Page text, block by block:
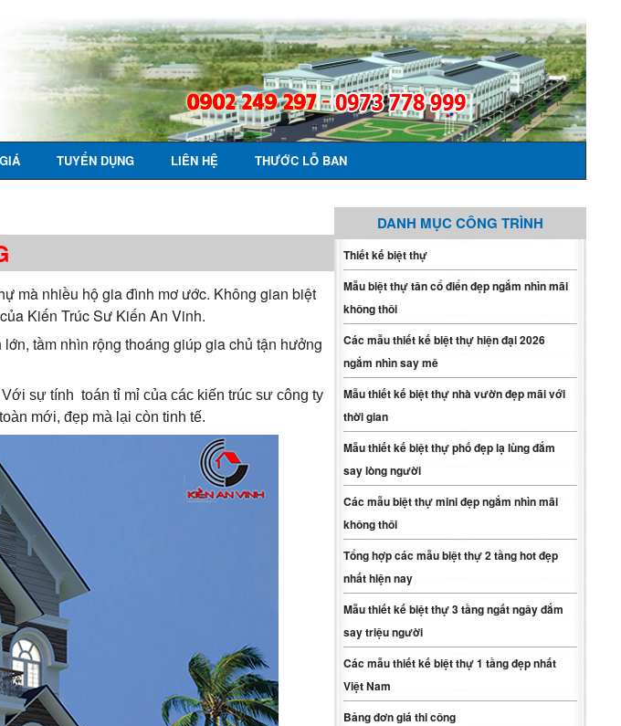
TUYỂN DỤNG LIÊN HỆ THƯỚC LỖ BAN
DANH MỤC CÔNG TRÌNH
Thiết kế biệt thự
Mẫu biệt thự tân cổ điển đẹp ngắm nhìn mãi
không thôi
Các mẫu thiết kế biệt thự hiện đại 2026
ngắm nhìn say mê
Mẫu thiết kế biệt thự nhà vườn đẹp mãi với
thời gian
Mẫu thiết kế biệt thự phố đẹp lạ lùng đắm
say lòng người
Các mẫu biệt thự mini đẹp ngắm nhìn mãi
không thôi
Tổng hợp các mẫu biệt thự 2 tầng hot đẹp
nhất hiện nay
Mẫu thiết kế biệt thự 3 tầng ngất ngây đắm
say triệu người
Các mẫu thiết kế biệt thự 1 tầng đẹp nhất
Việt Nam
Bảng đơn giá thi công
mà nhiều hộ gia đình mơ ước. Không gian biệt
Kiến Trúc Sư Kiến An Vinh.
tầm nhìn rộng thoáng giúp gia chủ tận hưởng
sự tính toán tỉ mỉ của các kiến trúc sư công ty
mới, đẹp mà lại còn tinh tế.